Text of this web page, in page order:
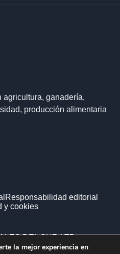
ganadería,
producción alimentaria
Responsabilidad editorial
y cookies
DEL SUR LTD ·
y Gales.
la mejor experiencia en